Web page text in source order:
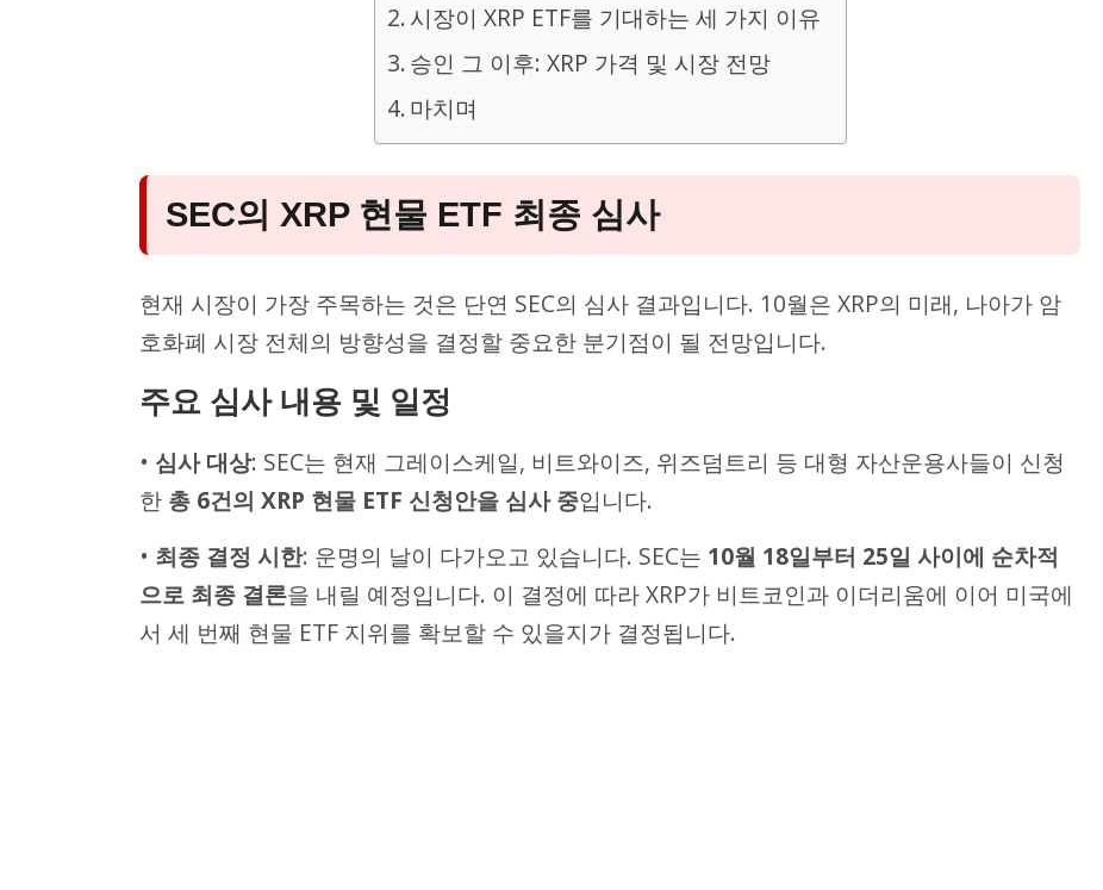
시장이 XRP ETF를 기대하는 세 가지 이유
승인 그 이후: XRP 가격 및 시장 전망
마치며
SEC의 XRP 현물 ETF 최종 심사
현재 시장이 가장 주목하는 것은 단연 SEC의 심사 결과입니다. 10월은 XRP의 미래, 나아가 암
호화폐 시장 전체의 방향성을 결정할 중요한 분기점이 될 전망입니다.
주요 심사 내용 및 일정
• 심사 대상: SEC는 현재 그레이스케일, 비트와이즈, 위즈덤트리 등 대형 자산운용사들이 신청
한 총 6건의 XRP 현물 ETF 신청안을 심사 중입니다.
• 최종 결정 시한: 운명의 날이 다가오고 있습니다. SEC는 10월 18일부터 25일 사이에 순차적
으로 최종 결론을 내릴 예정입니다. 이 결정에 따라 XRP가 비트코인과 이더리움에 이어 미국에
서 세 번째 현물 ETF 지위를 확보할 수 있을지가 결정됩니다.